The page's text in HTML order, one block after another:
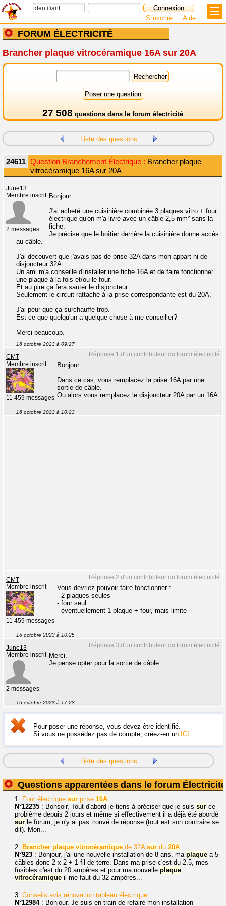
FORUM ÉLECTRICITÉ
S'inscrire Aide
Brancher plaque vitrocéramique 16A sur 20A
27 508 questions dans le forum électricité
Liste des questions
24611 Question Branchement Électrique : Brancher plaque
vitrocéramique 16A sur 20A
June13
Membre inscrit
2 messages
Bonjour.
J'ai acheté une cuisinière combinée 3 plaques vitro + four
électrique qu'on m'a livré avec un câble 2,5 mm² sans la
fiche.
Je précise que le boîtier derrière la cuisinière donne accès
au câble.
J'ai découvert que j'avais pas de prise 32A dans mon appart ni de
disjoncteur 32A.
Un ami m'a conseillé d'installer une fiche 16A et de faire fonctionner
une plaque à la fois et/ou le four.
Et au pire ça fera sauter le disjoncteur.
Seulement le circuit rattaché à la prise correspondante est du 20A.
J'ai peur que ça surchauffe trop.
Est-ce que quelqu'un a quelque chose à me conseiller?
Merci beaucoup.
16 octobre 2023 à 09:27
Réponse 1 d'un contributeur du forum électricité
CMT
Membre inscrit
11 459 messages
Bonjour.
Dans ce cas, vous remplacez la prise 16A par une
sortie de câble.
Ou alors vous remplacez le disjoncteur 20A par un 16A.
16 octobre 2023 à 10:23
Réponse 2 d'un contributeur du forum électricité
CMT
Membre inscrit
11 459 messages
Vous devriez pouvoir faire fonctionner :
- 2 plaques seules
- four seul
- éventuellement 1 plaque + four, mais limite
16 octobre 2023 à 10:25
Réponse 3 d'un contributeur du forum électricité
June13
Membre inscrit
2 messages
Merci.
Je pense opter pour la sortie de câble.
16 octobre 2023 à 17:23
Pour poser une réponse, vous devez être identifié.
Si vous ne possédez pas de compte, créez-en un ICI .
Liste des questions
Questions apparentées dans le forum Électricité
1. Four électrique sur prise 16A
N°12235 : Bonsoir, Tout d'abord je tiens à préciser que je suis sur ce
problème depuis 2 jours et même si effectivement il a déjà été abordé
sur le forum, je n'y ai pas trouvé de réponse (tout est son contraire se
dit). Mon...
2. Brancher plaque vitrocéramique de 32A sur du 20A
N°923 : Bonjour, j'ai une nouvelle installation de 8 ans, ma plaque a 5
câbles donc 2 x 2 + 1 fil de terre. Dans ma prise c'est du 2.5, mes
fusibles c'est du 20 ampères et pour ma nouvelle plaque
vitrocéramique il me faut du 32 ampères...
3. Conseils avis rénovation tableau électrique
N°12984: Bonjour, Je suis en train de refaire mon installation